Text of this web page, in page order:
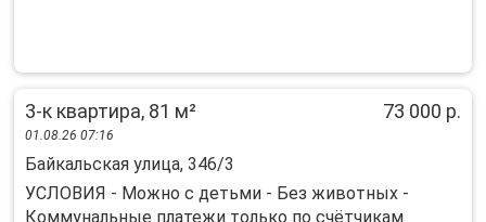
3-к квартира, 81 м² 73 000 р.
01.08.26 07:16
Байкальская улица, 346/3
УСЛОВИЯ - Можно с детьми - Без животных -
Коммунальные платежи только по счётчикам